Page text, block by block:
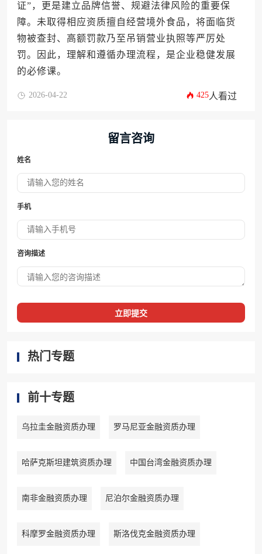
证”，更是建立品牌信誉、规避法律风险的重要保
障。未取得相应资质擅自经营境外食品，将面临货
物被查封、高额罚款乃至吊销营业执照等严厉处
罚。因此，理解和遵循办理流程，是企业稳健发展
的必修课。
2026-04-22 425人看过
留言咨询
姓名
手机
咨询描述
立即提交
热门专题
前十专题
乌拉圭金融资质办理 罗马尼亚金融资质办理
哈萨克斯坦建筑资质办理 中国台湾金融资质办理
南非金融资质办理 尼泊尔金融资质办理
科摩罗金融资质办理 斯洛伐克金融资质办理